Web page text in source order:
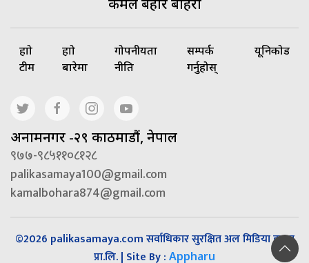
हाम्रो
टीम
हाम्रो
बारेमा
गोपनीयता
नीति
सम्पर्क
गर्नुहोस्
यूनिकोड
अनामनगर -२९ काठमाडौं, नेपाल
९७७-९८५११०८१२८
palikasamaya100@gmail.com
kamalbohara874@gmail.com
©2026 palikasamaya.com सर्वाधिकार सुरक्षित अल मिडिया हाउस
प्रा.लि. | Site By : Appharu